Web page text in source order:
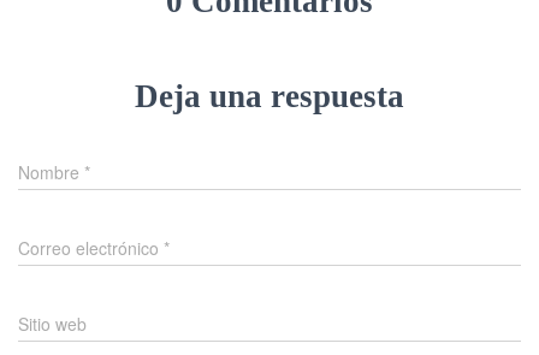
Deja una respuesta
Nombre *
Correo electrónico *
Sitio web